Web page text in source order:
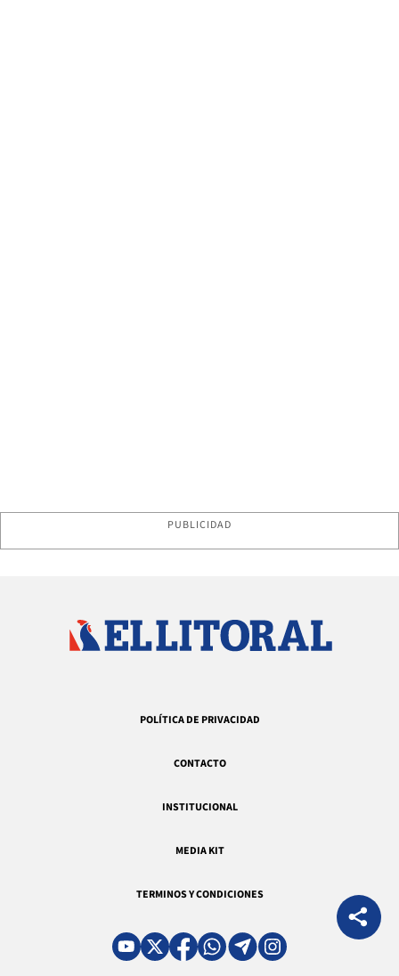
PUBLICIDAD
POLÍTICA DE PRIVACIDAD
CONTACTO
INSTITUCIONAL
MEDIA KIT
TERMINOS Y CONDICIONES